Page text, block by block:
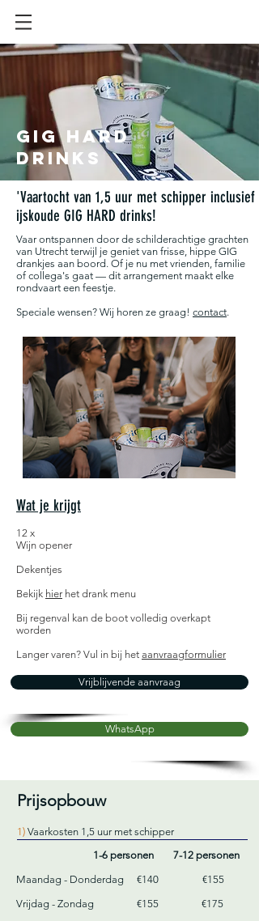
GIG Hard
drinks
'Vaartocht van 1,5 uur met schipper inclusief
ijskoude GIG HARD drinks!
Vaar ontspannen door de schilderachtige grachten
van Utrecht terwijl je geniet van frisse, hippe GIG
drankjes aan boord. Of je nu met vrienden, familie
of collega's gaat — dit arrangement maakt elke
rondvaart een feestje.
Speciale wensen? Wij horen ze graag! contact.
12 x
Wijn opener
Dekentjes
Bekijk hier het drank menu
Bij regenval kan de boot volledig overkapt
worden
Langer varen? Vul in bij het aanvraagformulier
Wat je krijgt
Vrijblijvende aanvraag
WhatsApp
Prijsopbouw
1) Vaarkosten 1,5 uur met schipper
1-6 personen
7-12 personen
Maandag - Donderdag
€140
€155
Vrijdag - Zondag
€155
€175